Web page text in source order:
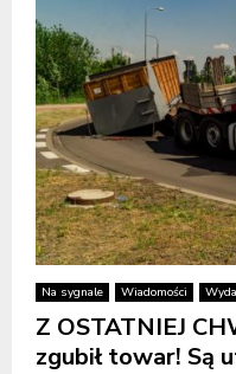
Na sygnale Wiadomości
Z OSTATNIEJ
zgubił towar! Są